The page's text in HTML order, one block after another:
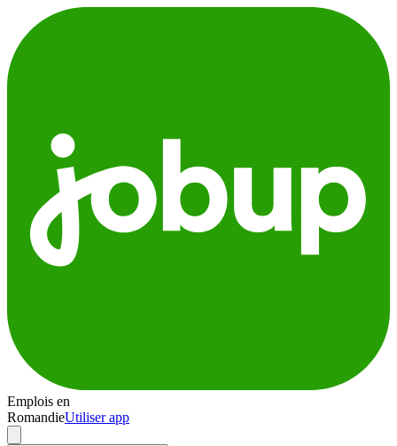
Emplois en
RomandieUtiliser app